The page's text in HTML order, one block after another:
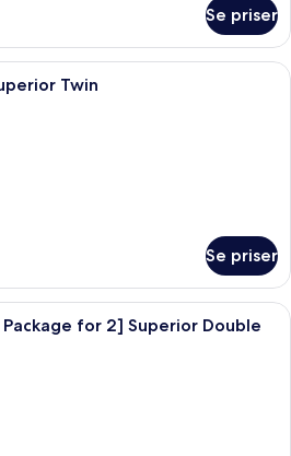
Se priser
Ett semesterhotell med ett stort
Twin
Se priser
Ett semesterhotell med ett stort
for 2] Superior Double